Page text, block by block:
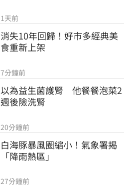
1天前
消失10年回歸！好市多經典美
食重新上架
7分鐘前
以為益生菌護腎　他餐餐泡菜2
週後險洗腎
20分鐘前
白海豚暴風圈縮小！氣象署揭
「降雨熱區」
27分鐘前